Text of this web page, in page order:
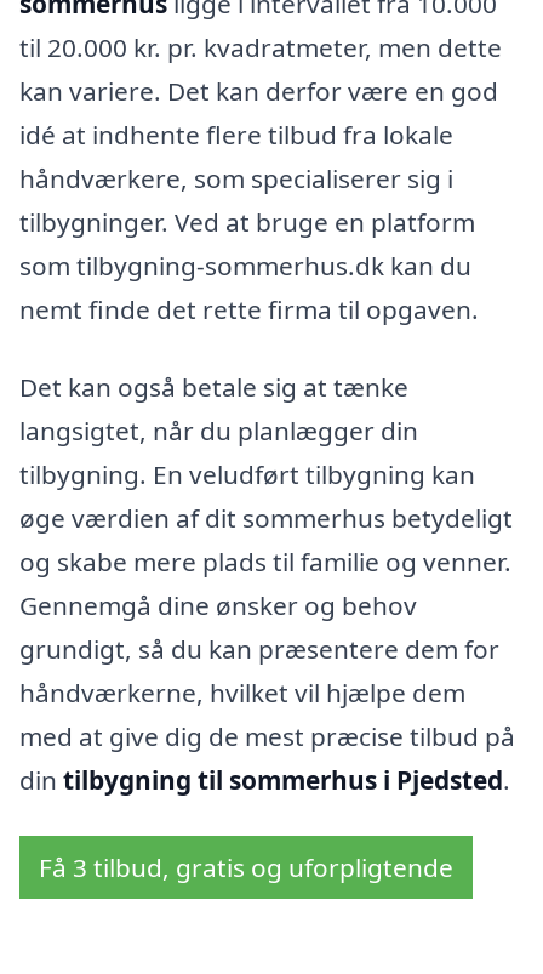
til 20.000 kr. pr. kvadratmeter, men dette
kan variere. Det kan derfor være en god
idé at indhente flere tilbud fra lokale
håndværkere, som specialiserer sig i
tilbygninger. Ved at bruge en platform
som tilbygning-sommerhus.dk kan du
nemt finde det rette firma til opgaven.
Det kan også betale sig at tænke
langsigtet, når du planlægger din
tilbygning. En veludført tilbygning kan
øge værdien af dit sommerhus betydeligt
og skabe mere plads til familie og venner.
Gennemgå dine ønsker og behov
grundigt, så du kan præsentere dem for
håndværkerne, hvilket vil hjælpe dem
med at give dig de mest præcise tilbud på
din tilbygning til sommerhus i Pjedsted.
Få 3 tilbud, gratis og uforpligtende